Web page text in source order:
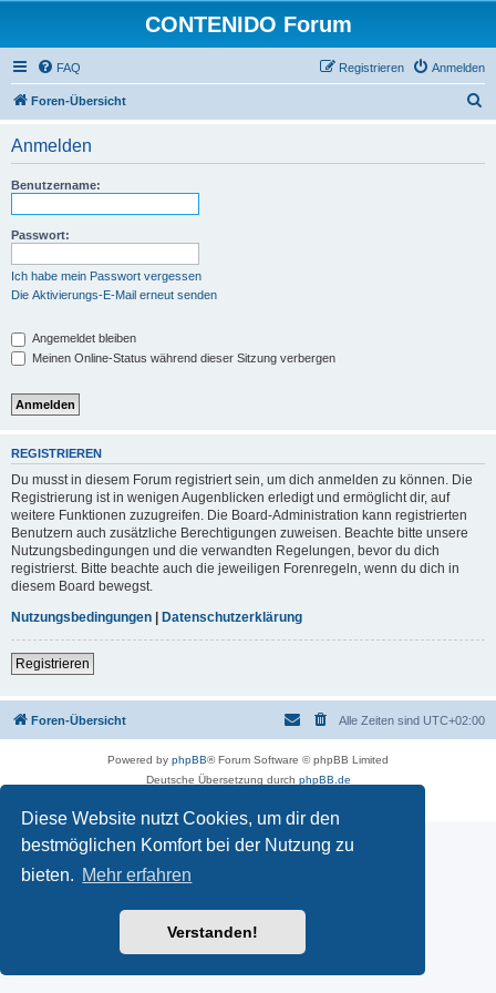
Diese Website nutzt Cookies, um dir den
bestmöglichen Komfort bei der Nutzung zu
bieten. Mehr erfahren
Verstanden!
CONTENIDO Forum
FAQ Anmelden
Registrieren
Foren-Übersicht
Anmelden
Benutzername:
Passwort:
Ich habe mein Passwort vergessen
Die Aktivierungs-E-Mail erneut senden
Angemeldet bleiben
Meinen Online-Status während dieser Sitzung verbergen
REGISTRIEREN
Du musst in diesem Forum registriert sein, um dich anmelden zu können. Die
Registrierung ist in wenigen Augenblicken erledigt und ermöglicht dir, auf
weitere Funktionen zuzugreifen. Die Board-Administration kann registrierten
Benutzern auch zusätzliche Berechtigungen zuweisen. Beachte bitte unsere
Nutzungsbedingungen und die verwandten Regelungen, bevor du dich
registrierst. Bitte beachte auch die jeweiligen Forenregeln, wenn du dich in
diesem Board bewegst.
Nutzungsbedingungen | Datenschutzerklärung
Registrieren
Foren-Übersicht Alle Zeiten sind UTC+02:00
Powered by phpBB® Forum Software © phpBB Limited
Deutsche Übersetzung durch phpBB.de